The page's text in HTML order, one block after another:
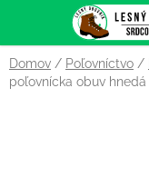
obsah
Domov / Poľovníctvo /
poľovnícka obuv hnedá